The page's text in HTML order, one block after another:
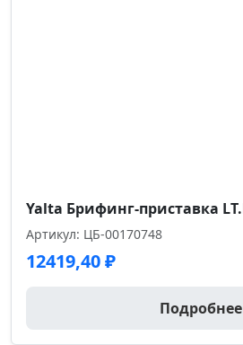
Артикул: ЦБ-00170748
12419,40₽
Подробнее